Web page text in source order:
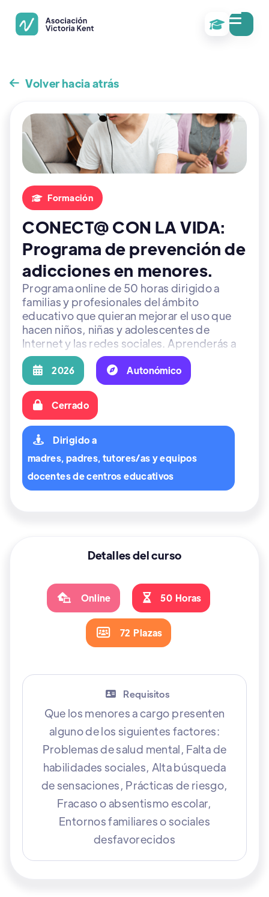

 Volver hacia atrás
 Formación
CONECT@ CON LA VIDA:
Programa de prevención de
adicciones en menores.
Programa online de 50 horas dirigido a
familias y profesionales del ámbito
educativo que quieran mejorar el uso que
hacen niños, niñas y adolescentes de
Internet y las redes sociales. Aprenderás a
prevenir conductas de riesgo y fomentar un
entorno digital seguro, saludable y
equilibrado.
 2026  Autonómico
 Cerrado

Dirigido a
madres, padres, tutores/as y equipos
docentes de centros educativos
Detalles del curso
 Online  50 Horas
 72 Plazas
 Requisitos
Que los menores a cargo presenten
alguno de los siguientes factores:
Problemas de salud mental, Falta de
habilidades sociales, Alta búsqueda
de sensaciones, Prácticas de riesgo,
Fracaso o absentismo escolar,
Entornos familiares o sociales
desfavorecidos